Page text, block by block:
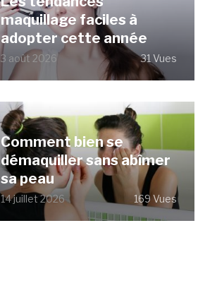
maquillage faciles à
adopter cette année
3 août 2026 31 Vues
Comment bien se
démaquiller sans abîmer
sa peau
14 juillet 2026 169 Vues